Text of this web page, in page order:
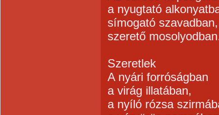
a nyugtató
símogató szavadban,
szerető
Szeretlek
A nyári forróságban
a virág illatában,
a nyíló rózsa